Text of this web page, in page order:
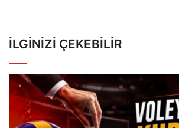
İLGINIZI ÇEKEBILIR